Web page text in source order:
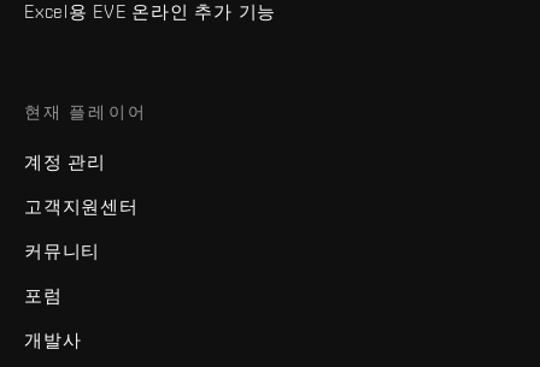
Excel용 EVE 온라인 추가 기능
현재 플레이어
계정 관리
고객지원센터
커뮤니티
포럼
개발사